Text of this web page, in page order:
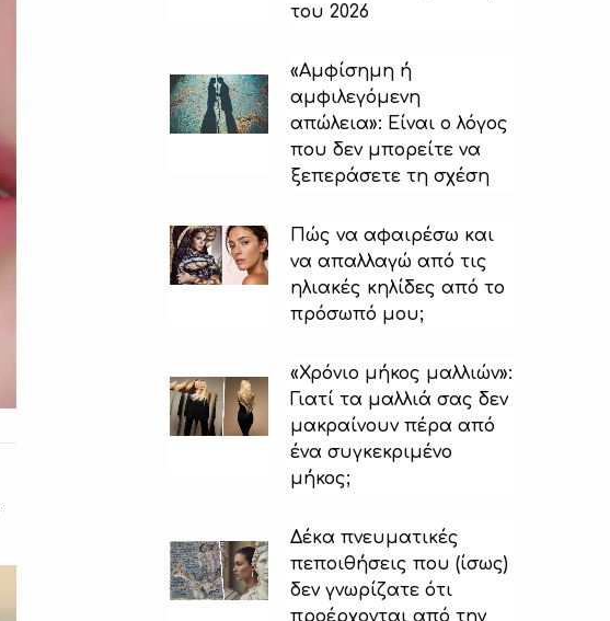
του 2026
«Αμφίσημη ή
αμφιλεγόμενη
απώλεια»: Είναι ο λόγος
που δεν μπορείτε να
ξεπεράσετε τη σχέση
Πώς να αφαιρέσω και
να απαλλαγώ από τις
ηλιακές κηλίδες από το
πρόσωπό μου;
«Χρόνιο μήκος μαλλιών»:
Γιατί τα μαλλιά σας δεν
μακραίνουν πέρα ​​από
ένα συγκεκριμένο
μήκος;
Δέκα πνευματικές
πεποιθήσεις που (ίσως)
δεν γνωρίζατε ότι
προέρχονται από την